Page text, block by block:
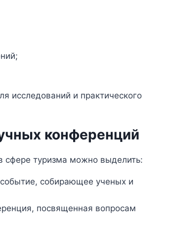
исследований и практического
конференций
сфере туризма можно выделить:
собирающее ученых и
посвященная вопросам